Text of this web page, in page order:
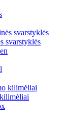
svarstyklės